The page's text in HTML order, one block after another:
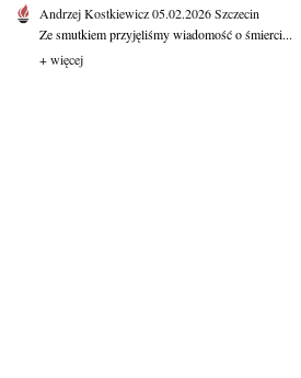
Andrzej Kostkiewicz05.02.2026Szczecin
Ze smutkiem przyjęliśmy wiadomość o śmierci...
+ więcej